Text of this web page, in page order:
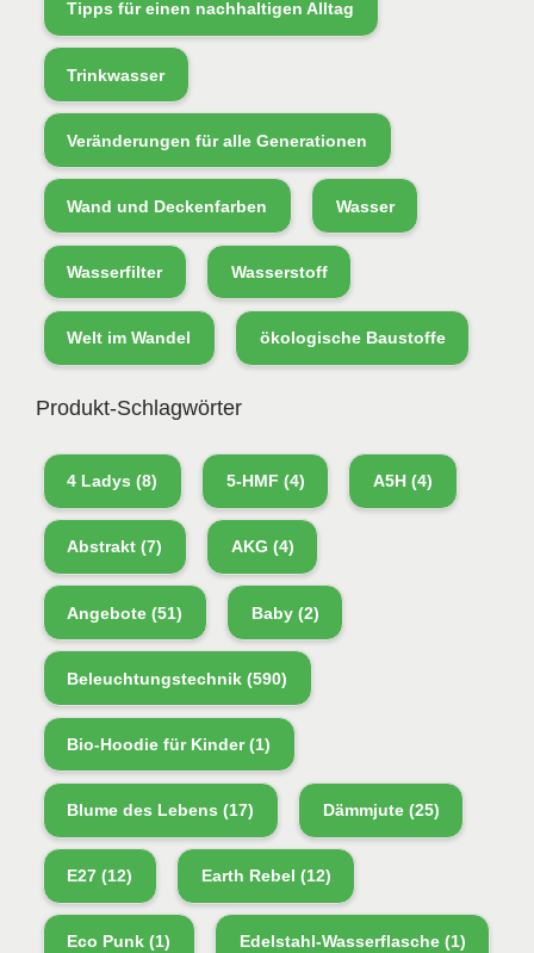
Tipps für einen nachhaltigen Alltag
Trinkwasser
Veränderungen für alle Generationen
Wand und Deckenfarben Wasser
Wasserfilter Wasserstoff
Welt im Wandel ökologische Baustoffe
Produkt-Schlagwörter
4 Ladys (8) 5-HMF (4) A5H(4)
Abstrakt (7) AKG (4)
Angebote (51) Baby(2)
Beleuchtungstechnik (590)
Bio-Hoodie für Kinder(1)
Blume des Lebens (17) Dämmjute(25)
E27 (12) Earth Rebel (12)
Eco Punk (1) Edelstahl-Wasserflasche(1)